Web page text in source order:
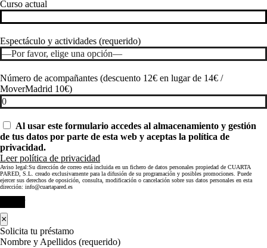
Curso actual
Espectáculo y actividades (requerido)
Número de acompañantes (descuento 12€ en lugar de 14€ /
MoverMadrid 10€)
Al usar este formulario accedes al almacenamiento y gestión
de tus datos por parte de esta web y aceptas la política de
privacidad.
Leer política de privacidad
Aviso legal:Su dirección de correo está incluida en un fichero de datos personales propiedad de CUARTA
PARED, S.L. creado exclusivamente para la difusión de su programación y posibles promociones. Puede
ejercer sus derechos de oposición, consulta, modificación o cancelación sobre sus datos personales en esta
dirección: info@cuartapared.es
×
Solicita tu préstamo
Nombre y Apellidos (requerido)